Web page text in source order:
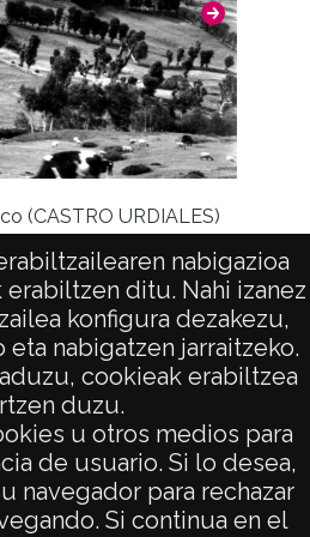
nabigazioa
ditu. Nahi izanez
konfigura dezakezu,
nabigatzen jarraitzeko.
cookieak erabiltzea
duzu.
u otros medios para
de usuario. Si lo desea,
navegador para rechazar
Si continua en el
(CASTRO URDIALES)
PRIVACIDAD